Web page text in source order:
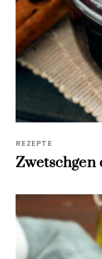
REZEPTE
Zwetschgen